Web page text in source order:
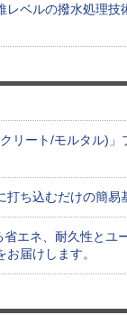
レベルの撥水処理
クリート/モルタル)
打ち込むだけの簡易
省エネ、耐久性とユ
届けします。